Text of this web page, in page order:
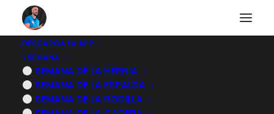
DESCARGA LA APP
1 SEMANA
SEMANA DE LA HERNIA
SEMANA DE LA ESPALDA
SEMANA DE LA RODILLA
Ejercicios y
tratamiento para el